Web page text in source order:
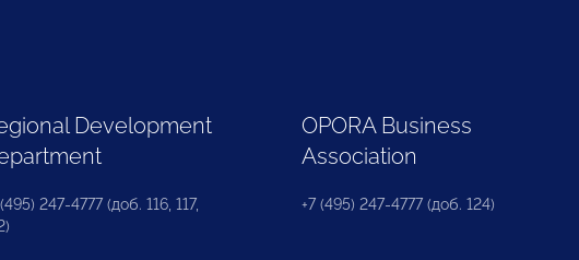
Development
247-4777 (доб. 116, 117,
OPORA Business
Association
+7 (495) 247-4777 (доб. 124)